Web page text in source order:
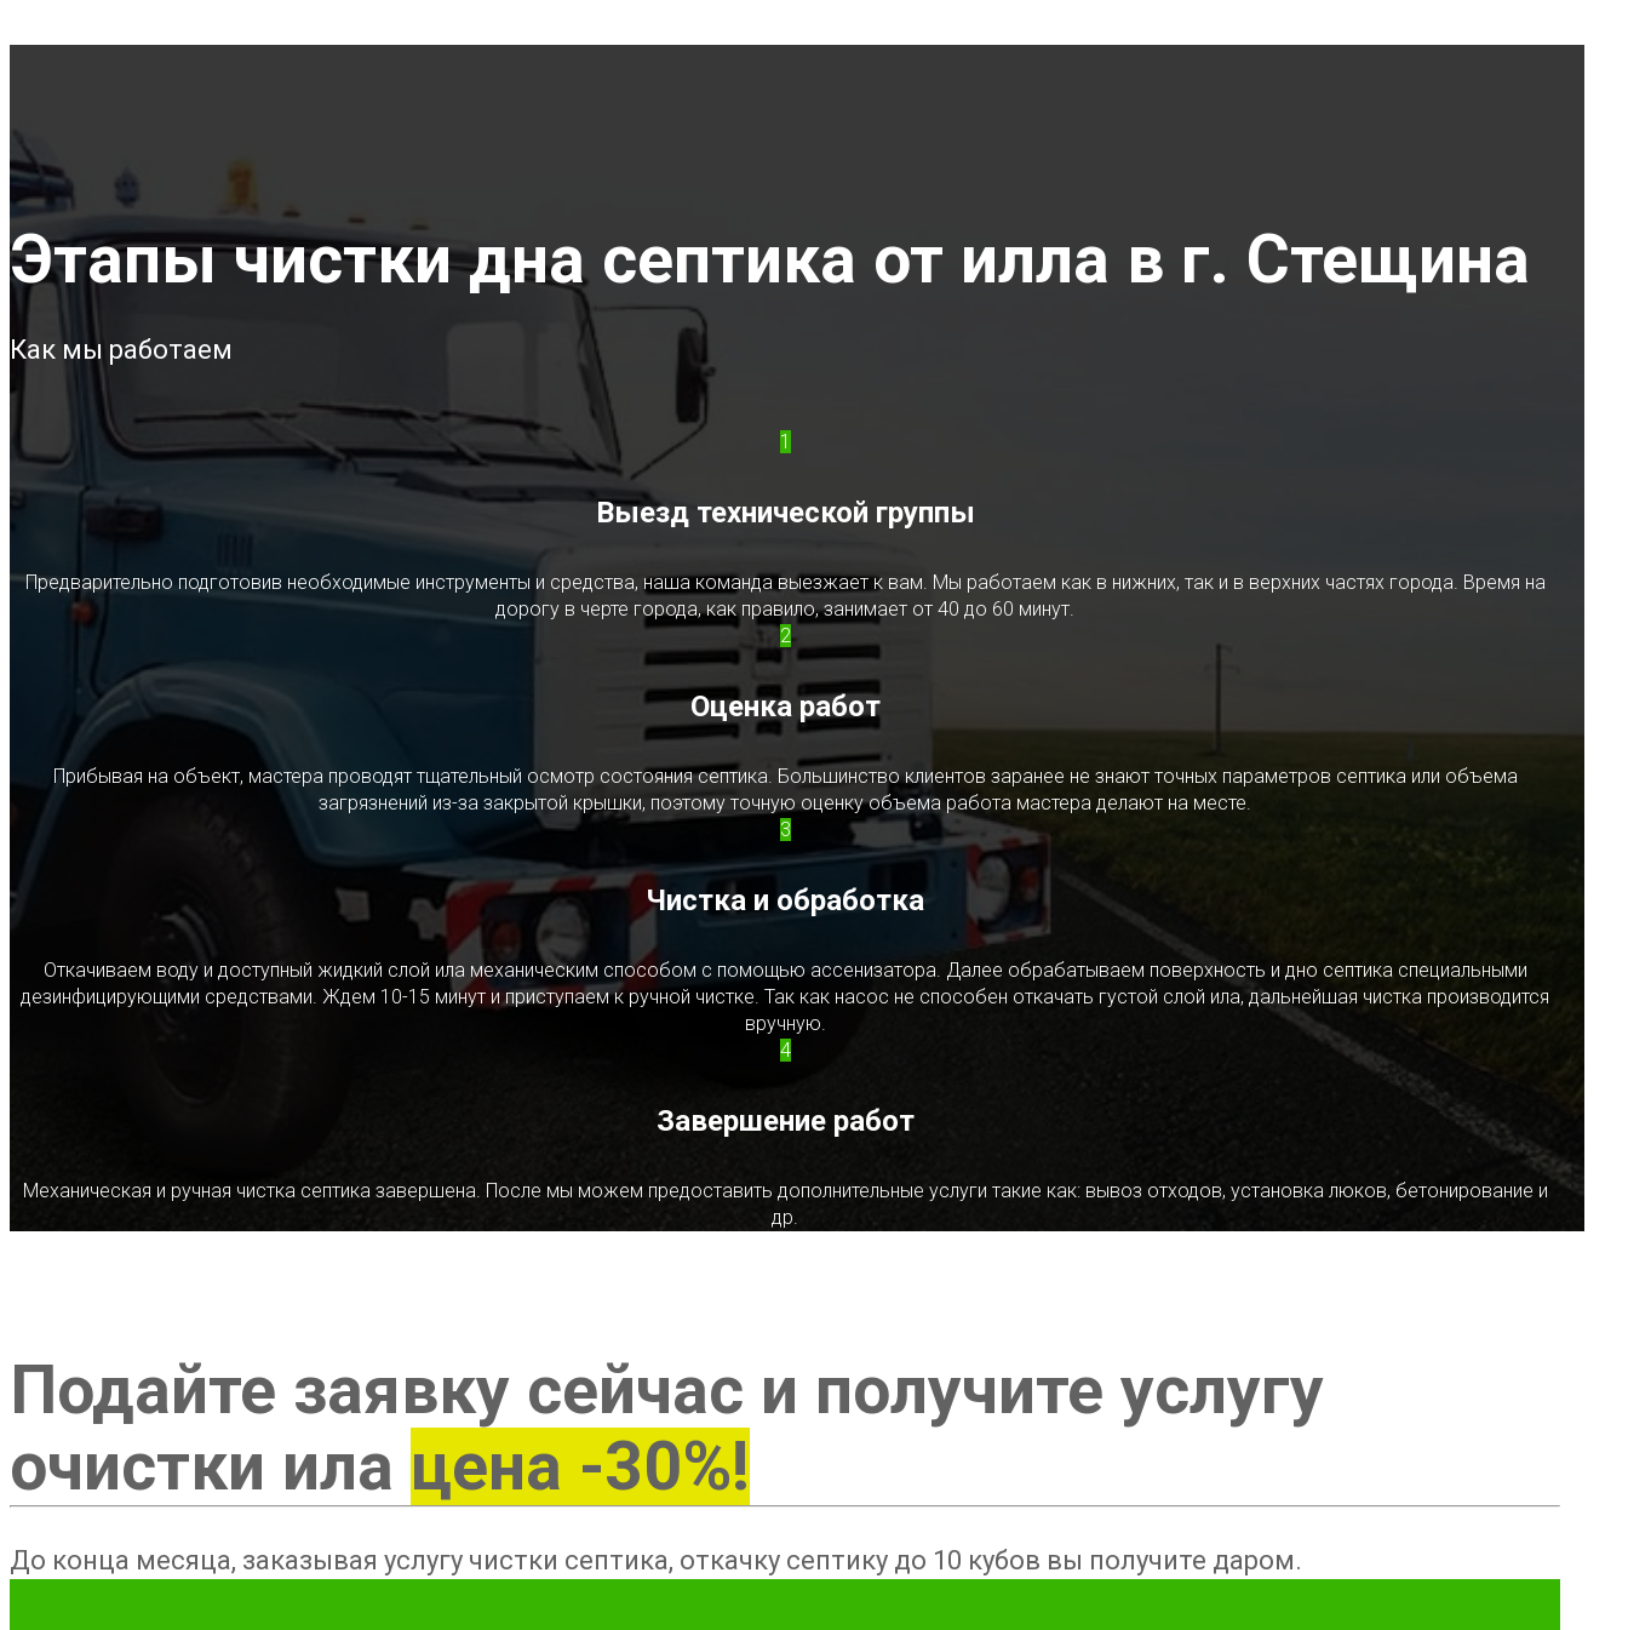
Этапы чистки дна септика от илла в г. Стещина
Как мы работаем
1
Выезд технической группы
Предварительно подготовив необходимые инструменты и средства, наша команда выезжает к вам. Мы работаем как в нижних, так и в верхних частях города. Время на
дорогу в черте города, как правило, занимает от 40 до 60 минут.
2
Оценка работ
Прибывая на объект, мастера проводят тщательный осмотр состояния септика. Большинство клиентов заранее не знают точных параметров септика или объема
загрязнений из-за закрытой крышки, поэтому точную оценку объема работа мастера делают на месте.
3
Чистка и обработка
Откачиваем воду и доступный жидкий слой ила механическим способом с помощью ассенизатора. Далее обрабатываем поверхность и дно септика специальными
дезинфицирующими средствами. Ждем 10-15 минут и приступаем к ручной чистке. Так как насос не способен откачать густой слой ила, дальнейшая чистка производится
вручную.
4
Завершение работ
Механическая и ручная чистка септика завершена. После мы можем предоставить дополнительные услуги такие как: вывоз отходов, установка люков, бетонирование и
др.
Подайте заявку сейчас и получите услугу
очистки ила цена -30%!
До конца месяца, заказывая услугу чистки септика, откачку септику до 10 кубов вы получите даром.